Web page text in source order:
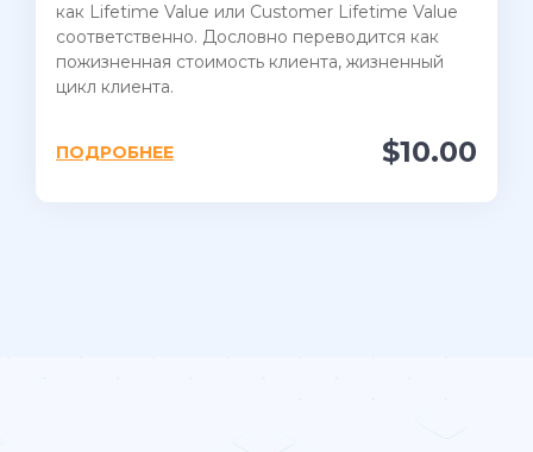
как Lifetime Value или Customer Lifetime Value
соответственно. Дословно переводится как
пожизненная стоимость клиента, жизненный
цикл клиента.
$10.00
ПОДРОБНЕЕ